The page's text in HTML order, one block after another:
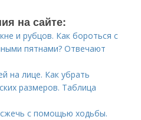
на сайте:
и рубцов. Как бороться с
пятнами? Отвечают
на лице. Как убрать
размеров. Таблица
с помощью ходьбы.